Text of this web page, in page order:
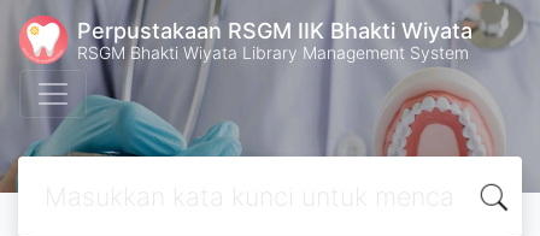
Perpustakaan RSGM IIK Bhakti Wiyata
RSGM Bhakti Wiyata Library Management System